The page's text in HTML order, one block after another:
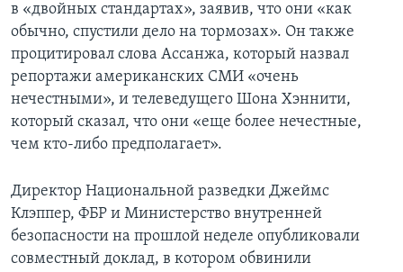
в «двойных стандартах», заявив, что они «как
обычно, спустили дело на тормозах». Он также
процитировал слова Ассанжа, который назвал
репортажи американских СМИ «очень
нечестными», и телеведущего Шона Хэннити,
который сказал, что они «еще более нечестные,
чем кто-либо предполагает».
Директор Национальной разведки Джеймс
Клэппер, ФБР и Министерство внутренней
безопасности на прошлой неделе опубликовали
совместный доклад, в котором обвинили